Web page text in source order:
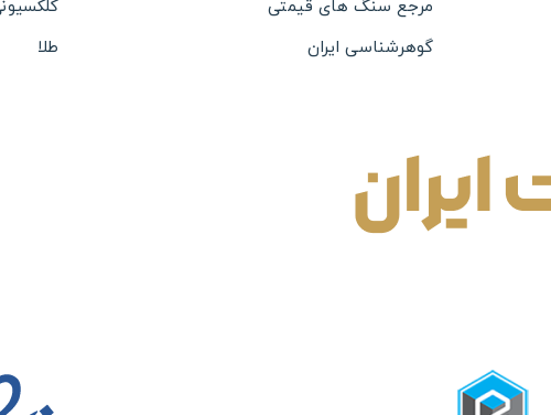
مرجع سنگ های قیمتی
گوهرشناسی ایران
طلا